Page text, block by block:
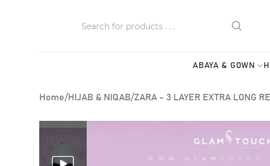
ABAYA & GOWN
Home/HIJAB & NIQAB/ZARA - 3 LAYER EXTRA LONG